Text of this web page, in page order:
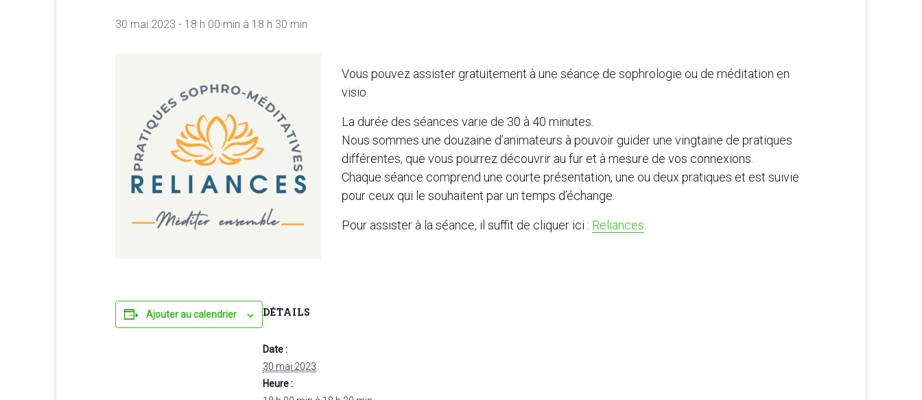
30 mai 2023 - 18 h 00 min à 18 h 30 min
Vous pouvez assister gratuitement à une séance de sophrologie ou de méditation en
visio.
La durée des séances varie de 30 à 40 minutes.
Nous sommes une douzaine d’animateurs à pouvoir guider une vingtaine de pratiques
différentes, que vous pourrez découvrir au fur et à mesure de vos connexions.
Chaque séance comprend une courte présentation, une ou deux pratiques et est suivie
pour ceux qui le souhaitent par un temps d’échange.
Pour assister à la séance, il suffit de cliquer ici : Reliances
Ajouter au calendrier DÉTAILS
Date :
30 mai 2023
Heure :